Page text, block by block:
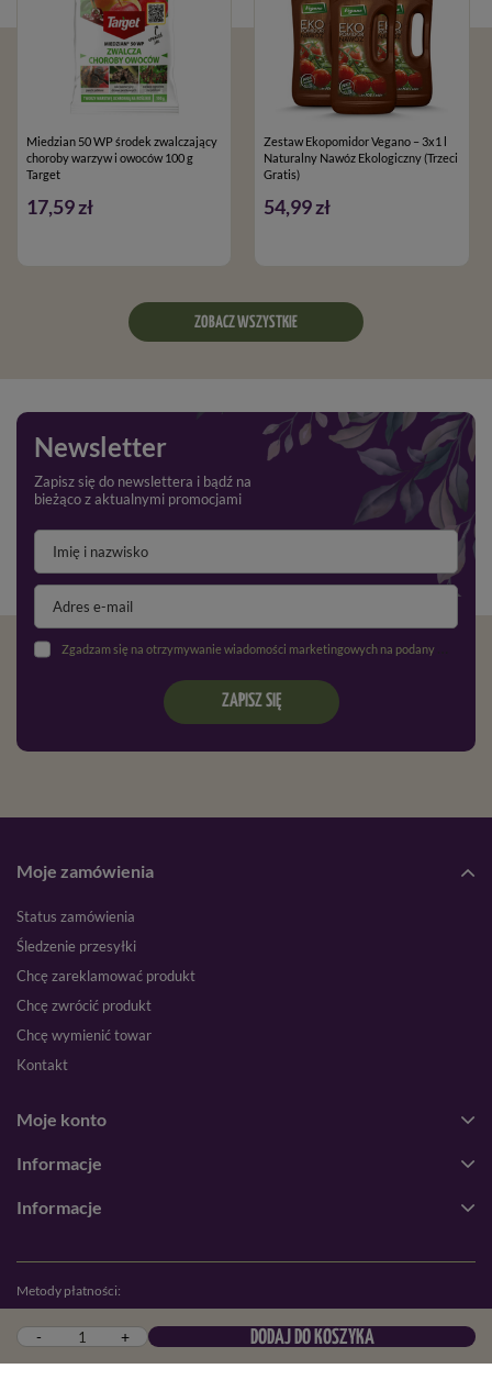
- + DODAJ DO KOSZYKA
Miedzian 50 WP środek zwalczający
choroby warzyw i owoców 100 g
Target
17,59 zł
Zestaw Ekopomidor Vegano – 3x1 l
Naturalny Nawóz Ekologiczny (Trzeci
Gratis)
54,99 zł
ZOBACZ WSZYSTKIE
Newsletter
Zapisz się do newslettera i bądź na
bieżąco z aktualnymi promocjami
Zgadzam się na otrzymywanie wiadomości marketingowych na podany adres e-mail oraz przetwarzanie danych osobowych zgodnie z
ZAPISZ SIĘ
Moje zamówienia
Status zamówienia
Śledzenie przesyłki
Chcę zareklamować produkt
Chcę zwrócić produkt
Chcę wymienić towar
Kontakt
Moje konto
Informacje
Informacje
Metody płatności:
Blik Przelew online Karta płatnicza